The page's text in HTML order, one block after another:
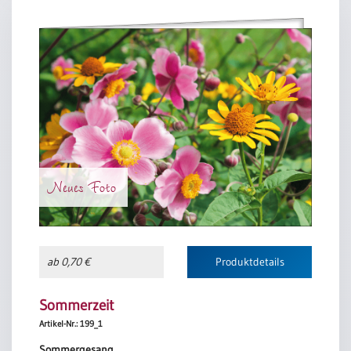
Neues Foto
ab 0,70 € Produktdetails
Sommerzeit
Artikel-Nr.: 199_1